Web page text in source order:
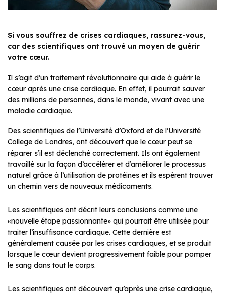
Si vous souffrez de crises cardiaques, rassurez-vous,
car des scientifiques ont trouvé un moyen de guérir
votre cœur.
Il s’agit d’un traitement révolutionnaire qui aide à guérir le
cœur après une crise cardiaque. En effet, il pourrait sauver
des millions de personnes, dans le monde, vivant avec une
maladie cardiaque.
Des scientifiques de l’Université d’Oxford et de l’Université
College de Londres, ont découvert que le cœur peut se
réparer s’il est déclenché correctement. Ils ont également
travaillé sur la façon d’accélérer et d’améliorer le processus
naturel grâce à l’utilisation de protéines et ils espèrent trouver
un chemin vers de nouveaux médicaments.
Les scientifiques ont décrit leurs conclusions comme une
«nouvelle étape passionnante» qui pourrait être utilisée pour
traiter l’insuffisance cardiaque. Cette dernière est
généralement causée par les crises cardiaques, et se produit
lorsque le cœur devient progressivement faible pour pomper
le sang dans tout le corps.
Les scientifiques ont découvert qu’après une crise cardiaque,